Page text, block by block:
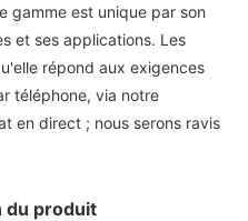
gamme est unique par son
et ses applications. Les
répond aux exigences
téléphone, via notre
en direct ; nous serons ravis
du produit